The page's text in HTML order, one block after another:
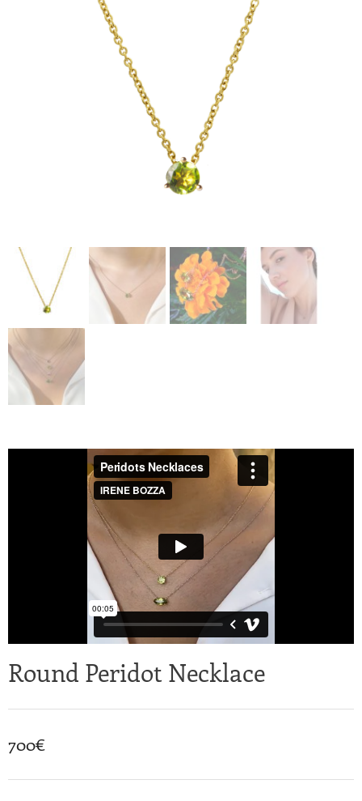
Round Peridot Necklace
700€